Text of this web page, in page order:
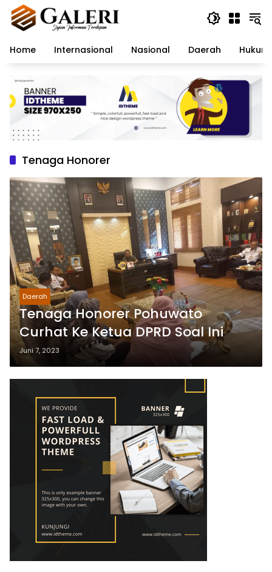
Langsung
konten
Home
Internasional Nasional Daerah
Tenaga Honorer
Daerah
Tenaga Honorer Pohuwato
Curhat Ke Ketua DPRD Soal Ini
Juni 7, 2023